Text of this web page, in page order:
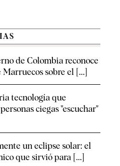
de Colombia reconoce
sobre el [...]
tecnología que
ciegas "escuchar"
un eclipse solar: el
que sirvió para [...]